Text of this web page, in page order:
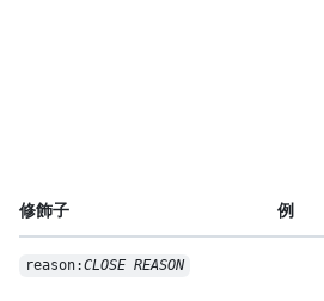
修飾子 例
reason:CLOSE REASON